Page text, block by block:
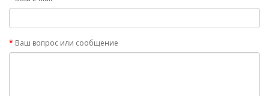
Ваш вопрос или сообщение